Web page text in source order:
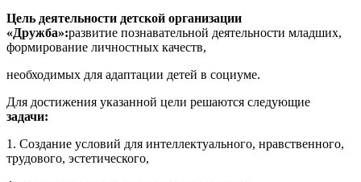
Цель деятельности детской организации
«Дружба»:развитие познавательной деятельности младших,
формирование личностных качеств,
необходимых для адаптации детей в социуме.
Для достижения указанной цели решаются следующие
задачи:
1. Создание условий для интеллектуального, нравственного,
трудового, эстетического,